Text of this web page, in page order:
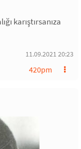
karıştırsanıza
11.09.2021 20:23
420pm